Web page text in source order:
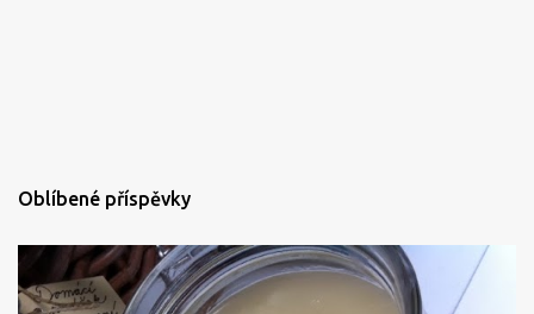
Oblíbené příspěvky